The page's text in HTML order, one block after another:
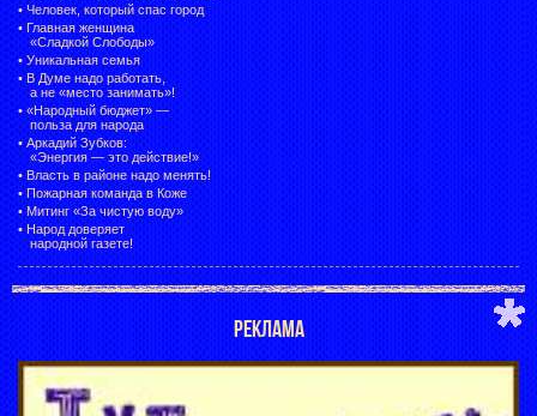
• Человек, который спас город
• Главная женщина
«Сладкой Слободы»
• Уникальная семья
• В Думе надо работать,
а не «место занимать»!
• «Народный бюджет» —
польза для народа
• Аркадий Зубков:
«Энергия — это действие!»
• Власть в районе надо менять!
• Пожарная команда в Коже
• Митинг «За чистую воду»
• Народ доверяет
народной газете!
РЕКЛАМА